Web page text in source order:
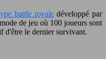
battle royaledéveloppé par
de jeu où 100 joueurs sont
d'être le dernier survivant.